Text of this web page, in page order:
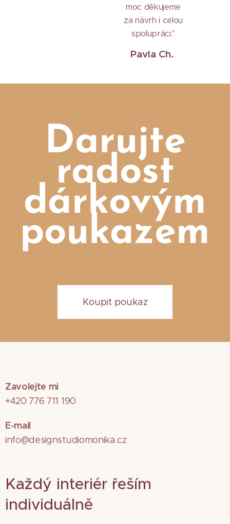
moc děkujeme
za návrh i celou
spolupráci."
Pavla Ch.
Darujte
radost
dárkovým
poukazem
Koupit poukaz
Zavolejte mi
+420 776 711 190
E-mail
info@designstudiomonika.cz
Každý interiér řeším
individuálně